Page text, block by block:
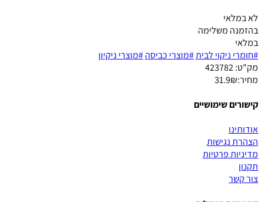
לא במלאי
בהזמנה משלימה
במלאי
#חומרי ניקוי לבית#מוצרי כביסה#מוצרי ניקיון
מק"ט:423782
מחיר:
31.9₪
קישורים שימושיים
אודותינו
הצהרת נגישות
מדיניות פרטיות
תקנון
צור קשר